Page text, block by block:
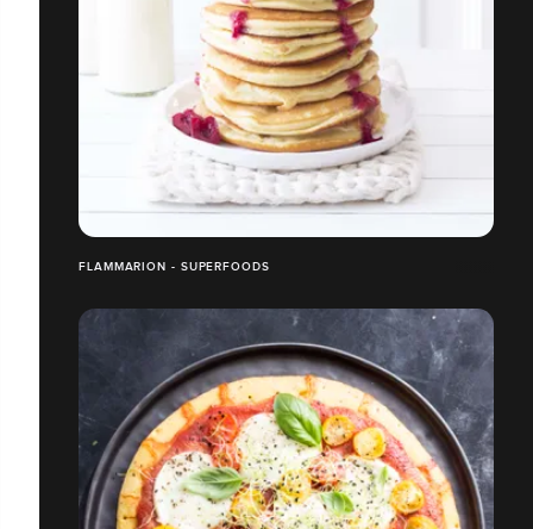
FLAMMARION - SUPERFOODS